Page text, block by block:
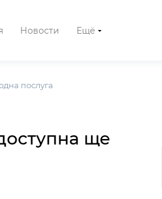
Новости Ещё
послуга
ще